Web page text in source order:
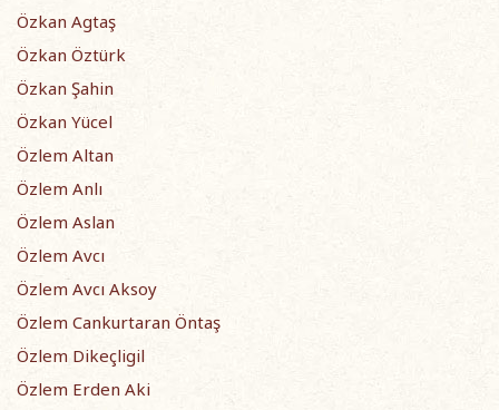
Özkan Agtaş
Özkan Öztürk
Özkan Şahin
Özkan Yücel
Özlem Altan
Özlem Anlı
Özlem Aslan
Özlem Avcı
Özlem Avcı Aksoy
Özlem Cankurtaran Öntaş
Özlem Dikeçligil
Özlem Erden Aki